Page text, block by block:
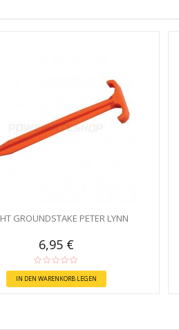
GROUNDSTAKE PETER LYNN
6,95 €
IN DEN WARENKORB LEGEN